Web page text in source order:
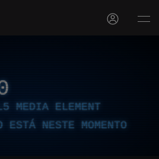
MEDIA ELEMENT
ESTÁ NESTE MOMENTO